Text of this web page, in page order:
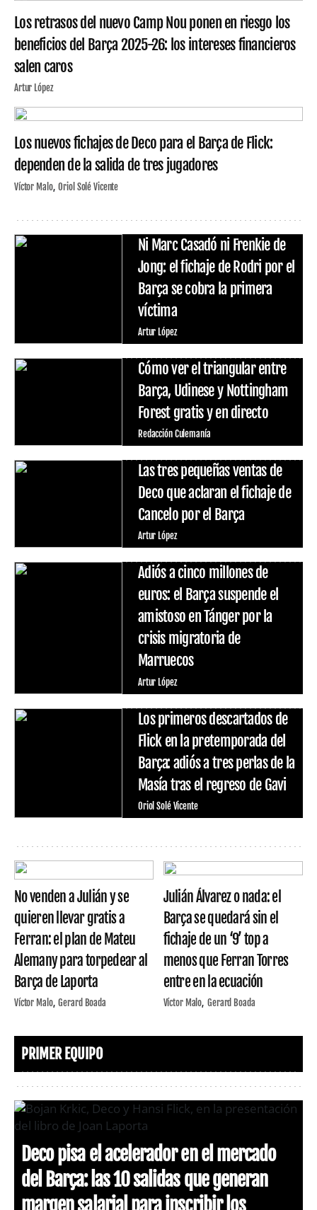
Los retrasos del nuevo Camp Nou ponen en riesgo los
beneficios del Barça 2025-26: los intereses financieros
salen caros
Artur López
Los nuevos fichajes de Deco para el Barça de Flick:
dependen de la salida de tres jugadores
Víctor Malo Oriol Solé Vicente
Ni Marc Casadó ni Frenkie de
Jong: el fichaje de Rodri por el
Barça se cobra la primera
víctima
Artur López
Cómo ver el triangular entre
Barça, Udinese y Nottingham
Forest gratis y en directo
Redacción Culemanía
Las tres pequeñas ventas de
Deco que aclaran el fichaje de
Cancelo por el Barça
Artur López
Adiós a cinco millones de
euros: el Barça suspende el
amistoso en Tánger por la
crisis migratoria de
Marruecos
Artur López
Los primeros descartados de
Flick en la pretemporada del
Barça: adiós a tres perlas de la
Masía tras el regreso de Gavi
Oriol Solé Vicente
No venden a Julián y se
quieren llevar gratis a
Ferran: el plan de Mateu
Alemany para torpedear al
Barça de Laporta
Víctor Malo Gerard Boada
Julián Álvarez o nada: el
Barça se quedará sin el
fichaje de un ‘9’ top a
menos que Ferran Torres
entre en la ecuación
Víctor Malo Gerard Boada
PRIMER EQUIPO
Deco pisa el acelerador en el mercado
del Barça: las 10 salidas que generan
margen salarial para inscribir los